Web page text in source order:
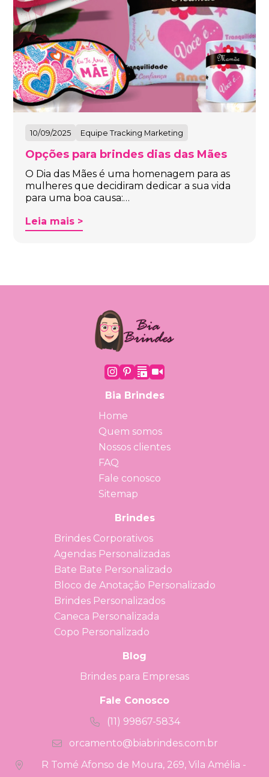
10/09/2025 Equipe Tracking Marketing
Opções para brindes dias das Mães
O Dia das Mães é uma homenagem para as
mulheres que decidiram dedicar a sua vida
para uma boa causa:…
Leia mais >
Bia Brindes
Home
Quem somos
Nossos clientes
FAQ
Fale conosco
Sitemap
Brindes
Brindes Corporativos
Agendas Personalizadas
Bate Bate Personalizado
Bloco de Anotação Personalizado
Brindes Personalizados
Caneca Personalizada
Copo Personalizado
Blog
Brindes para Empresas
Fale Conosco
(11) 99867-5834
orcamento@biabrindes.com.br
R Tomé Afonso de Moura, 269, Vila Amélia -